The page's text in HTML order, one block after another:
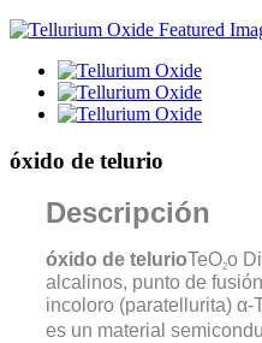
óxido de telurio
Descripción
óxido de telurioTeO2o
alcalinos, punto de
incoloro (paratellurita) α-
es un material